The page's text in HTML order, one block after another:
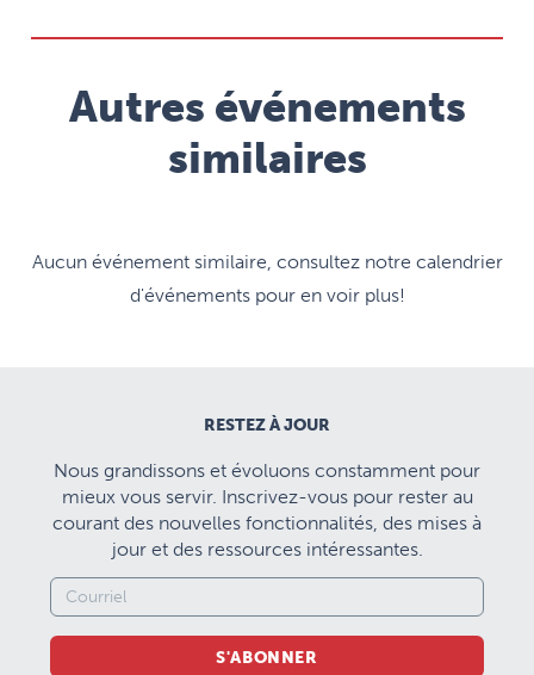
Autres événements
similaires
Aucun événement similaire, consultez notre calendrier
d'événements pour en voir plus!
RESTEZ À JOUR
Nous grandissons et évoluons constamment pour
mieux vous servir. Inscrivez-vous pour rester au
courant des nouvelles fonctionnalités, des mises à
jour et des ressources intéressantes.
S'ABONNER